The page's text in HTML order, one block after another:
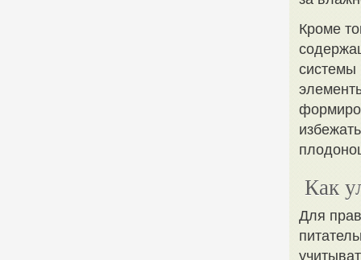
Кроме
системы
Как
Для